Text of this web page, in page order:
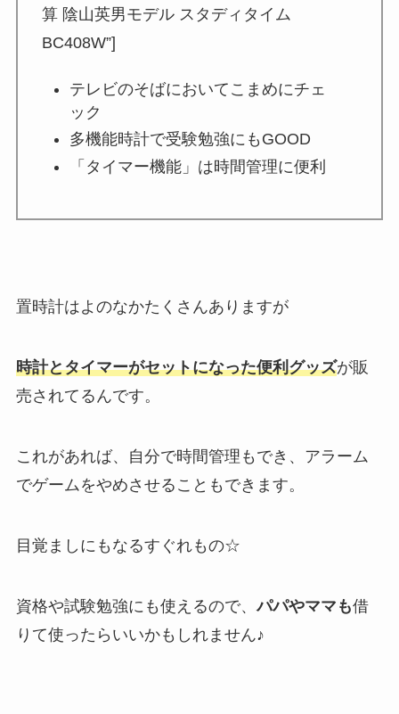
算 陰山英男モデル スタディタイム
BC408W”]
テレビのそばにおいてこまめにチェ
ック
多機能時計で受験勉強にもGOOD
「タイマー機能」は時間管理に便利
置時計はよのなかたくさんありますが
時計とタイマーがセットになった便利グッズが販
売されてるんです。
これがあれば、自分で時間管理もでき、アラーム
でゲームをやめさせることもできます。
目覚ましにもなるすぐれもの☆
資格や試験勉強にも使えるので、パパやママも借
りて使ったらいいかもしれません♪